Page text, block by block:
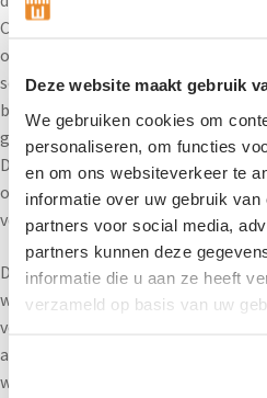
Deze website maakt gebruik
We gebruiken cookies om
personaliseren, om functies
en om ons websiteverkeer te
informatie over uw gebruik
partners voor social media,
partners kunnen deze
informatie die u aan ze heeft
verzameld op basis van uw
Connexis is voorzien van de
ondersteuning biedt aan de fascia
soort verpakking die onder de huid
bindweefsel dat ervoor zorgt dat
geeft dus eigenlijk vorm aan het
Door de Connexis technologie
ondersteund, dit houd het lichaam
voor meer uithoudingsvermogen
De HAIX Connexis GTS LTR Bruin
werkschoen. Door een drie laags
voering van de HAIX schoen is de
ademend. Zo blijft de voet koel en
werkdagen.